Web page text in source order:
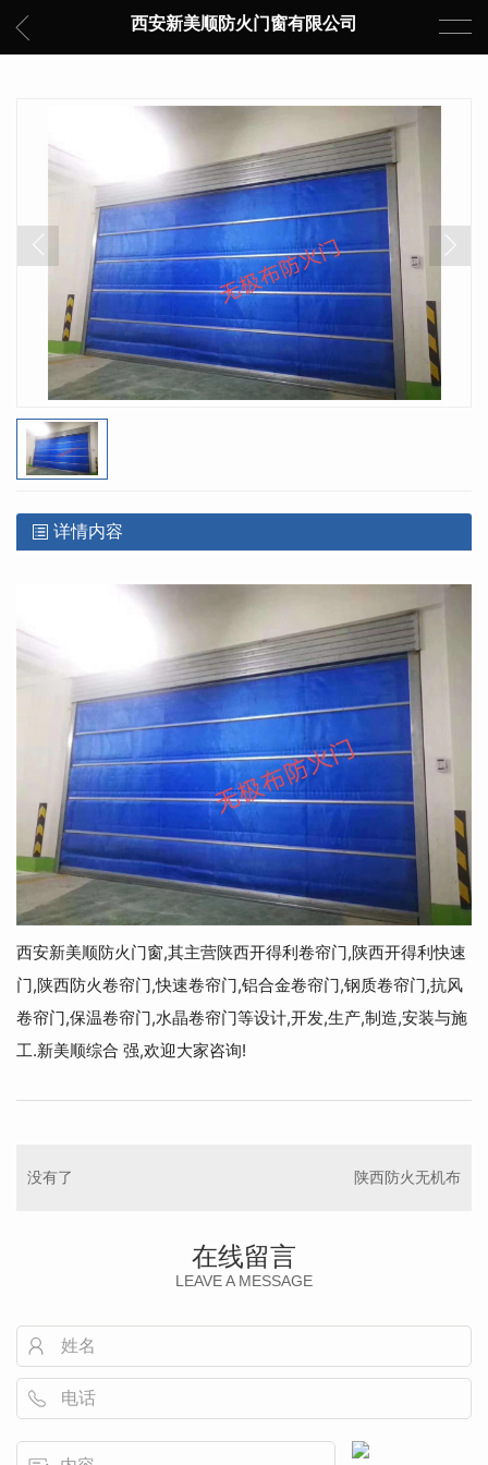
西安新美顺防火门窗有限公司
详情内容
西安新美顺防火门窗,其主营陕西开得利卷帘门,陕西开得利快速
门,陕西防火卷帘门,快速卷帘门,铝合金卷帘门,钢质卷帘门,抗风
卷帘门,保温卷帘门,水晶卷帘门等设计,开发,生产,制造,安装与施
工.新美顺综合 强,欢迎大家咨询!
没有了 陕西防火无机布
在线留言
LEAVE A MESSAGE